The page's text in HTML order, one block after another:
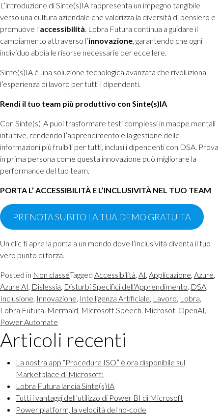
L’introduzione di Sinte(s)IA rappresenta un impegno tangibile
verso una cultura aziendale che valorizza la diversità di pensiero e
promuove l’accessibilità. Lobra Futura continua a guidare il
cambiamento attraverso l’innovazione, garantendo che ogni
individuo abbia le risorse necessarie per eccellere.
Sinte(s)IA è una soluzione tecnologica avanzata che rivoluziona
l’esperienza di lavoro per tutti i dipendenti.
Rendi il tuo team più produttivo con Sinte(s)IA
Con Sinte(s)IA puoi trasformare testi complessi in mappe mentali
intuitive, rendendo l’apprendimento e la gestione delle
informazioni più fruibili per tutti, inclusi i dipendenti con DSA. Prova
in prima persona come questa innovazione può migliorare la
performance del tuo team.
PORTA L’ ACCESSIBILITÀ E L’INCLUSIVITÀ NEL TUO TEAM
PRENOTA SUBITO LA TUA DEMO GRATUITA
Un clic ti apre la porta a un mondo dove l’inclusività diventa il tuo
vero punto di forza.
Posted in Non classéTagged Accessibilità, AI, Applicazione, Azure,
Azure AI, Dislessia, Disturbi Specifici dell'Apprendimento, DSA,
Inclusione, Innovazione, Intelligenza Artificiale, Lavoro, Lobra,
Lobra Futura, Mermaid, Microsoft Speech, Microsot, OpenAI,
Power Automate
Articoli recenti
La nostra app “Procedure ISO” è ora disponibile sul
Marketplace di Microsoft!
Lobra Futura lancia Sinte(s)IA
Tutti i vantaggi dell’utilizzo di Power BI di Microsoft
Power platform, la velocità del no-code